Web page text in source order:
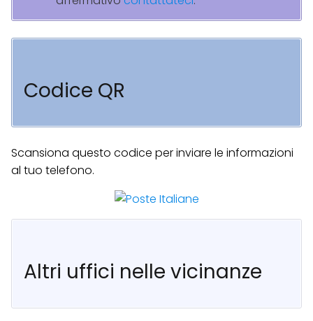
Codice QR
Scansiona questo codice per inviare le informazioni
al tuo telefono.
Altri uffici nelle vicinanze